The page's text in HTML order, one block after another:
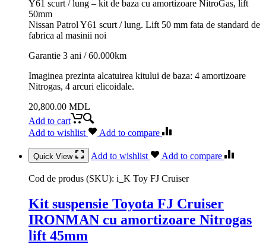
Y61 scurt / lung – kit de baza cu amortizoare NitroGas, lift
50mm
Nissan Patrol Y61 scurt / lung. Lift 50 mm fata de standard de
fabrica al masinii noi
Garantie 3 ani / 60.000km
Imaginea prezinta alcatuirea kitului de baza: 4 amortizoare
Nitrogas, 4 arcuri elicoidale.
20,800.00 MDL
Add to cart
Add to wishlist
Add to compare
Quick View Add to wishlist Add to compare
Cod de produs (SKU): i_K Toy FJ Cruiser
Kit suspensie Toyota FJ Cruiser
IRONMAN cu amortizoare Nitrogas
lift 45mm